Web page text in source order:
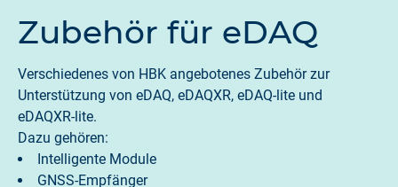
Zubehör für eDAQ
Verschiedenes von HBK angebotenes Zubehör zur
Unterstützung von eDAQ, eDAQXR, eDAQ-lite und
eDAQXR-lite.
Dazu gehören:
Intelligente Module
GNSS-Empfänger